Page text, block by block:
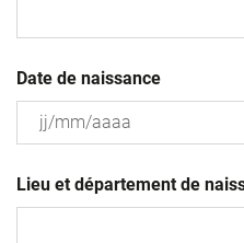
Date de naissance
slash
MM
Lieu et département de